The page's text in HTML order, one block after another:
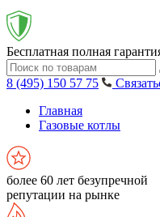
Бесплатная полная
8 (495) 150 57 75
Главная
Газовые котлы
более 60 лет безупречной
репутации на рынке